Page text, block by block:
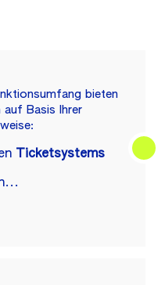
bieten
auf Basis Ihrer
Ticketsystems